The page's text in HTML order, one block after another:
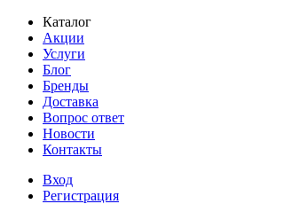
Каталог
Акции
Услуги
Блог
Бренды
Доставка
Вопрос ответ
Новости
Контакты
Вход
Регистрация